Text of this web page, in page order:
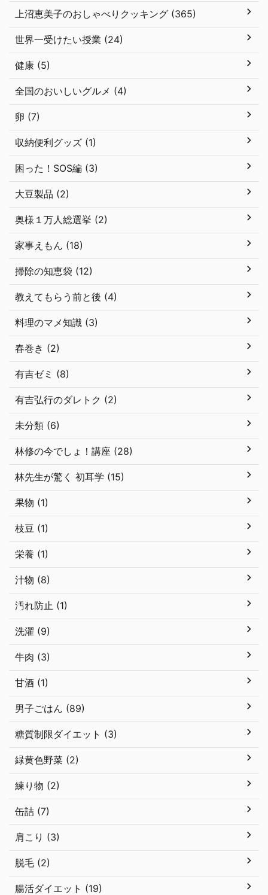
上沼恵美子のおしゃべりクッキング (365)
世界一受けたい授業 (24)
健康 (5)
全国のおいしいグルメ (4)
卵 (7)
収納便利グッズ (1)
困った！SOS編 (3)
大豆製品 (2)
奥様１万人総選挙 (2)
家事えもん (18)
掃除の知恵袋 (12)
教えてもらう前と後 (4)
料理のマメ知識 (3)
春巻き (2)
有吉ゼミ (8)
有吉弘行のダレトク (2)
未分類 (6)
林修の今でしょ！講座 (28)
林先生が驚く 初耳学 (15)
果物 (1)
枝豆 (1)
栄養 (1)
汁物 (8)
汚れ防止 (1)
洗濯 (9)
牛肉 (3)
甘酒 (1)
男子ごはん (89)
糖質制限ダイエット (3)
緑黄色野菜 (2)
練り物 (2)
缶詰 (7)
肩こり (3)
脱毛 (2)
腸活ダイエット (19)